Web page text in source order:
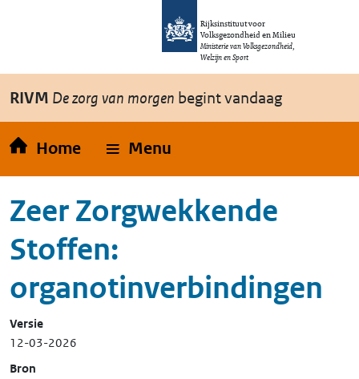
Overslaan en naar de inhoud gaan
Rijksinstituut voor
Volksgezondheid en Milieu
Ministerie van Volksgezondheid,
Welzijn en Sport
RIVM De zorg van morgen begint vandaag
Home Menu
Zeer Zorgwekkende
Stoffen:
organotinverbindingen
Versie
12-03-2026
Bron